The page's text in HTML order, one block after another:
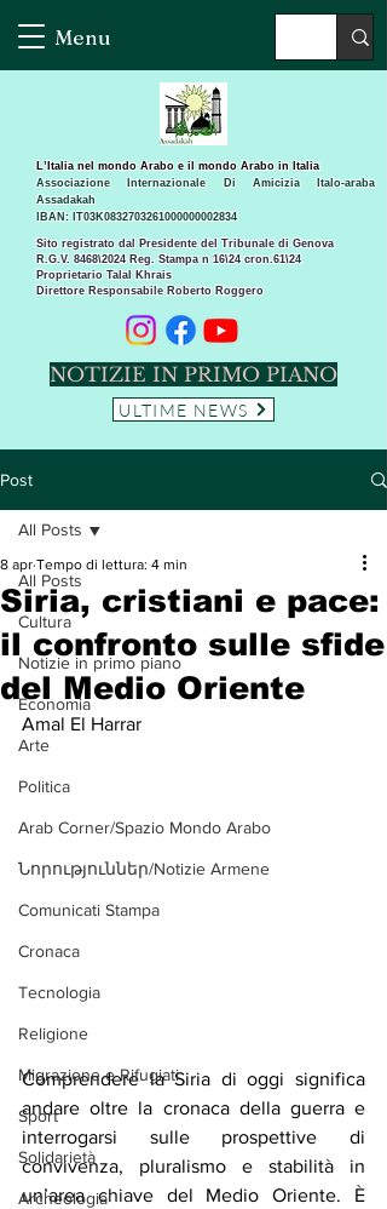
Menu
Sito registrato dal Presidente del Tribunale di Genova
R.G.V. 8468\2024 Reg. Stampa n 16\24 cron.61\24 ​
Proprietario Talal Khrais
Direttore Responsabile Roberto Roggero
L’Italia nel mondo Arabo e il mondo Arabo in Italia
Associazione Internazionale Di Amicizia Italo-araba
Assadakah
IBAN: IT03K0832703261000000002834
NOTIZIE IN PRIMO PIANO
ULTIME NEWS
Post
All Posts
Cultura
Notizie in primo piano
Economia
Arte
Politica
Arab Corner/Spazio Mondo Arabo
Նորություններ/Notizie Armene
Comunicati Stampa
Cronaca
Tecnologia
Religione
Migrazione e Rifugiati
Sport
Solidarietà
Archeologia
All Posts
Siria, cristiani e pace:
il confronto sulle sfide
del Medio Oriente
8 apr Tempo di lettura: 4 min
Amal El Harrar
Comprendere la Siria di oggi significa
andare oltre la cronaca della guerra e
interrogarsi sulle prospettive di
convivenza, pluralismo e stabilità in
un’area chiave del Medio Oriente. È